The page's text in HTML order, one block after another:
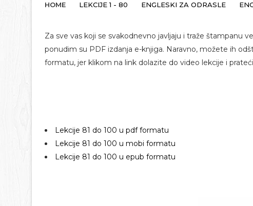
HOME LEKCIJE 1 - 80 ENGLESKI ZA ODRASLE
Za sve vas koji se svakodnevno javljaju i traže štampanu
ponudim su PDF izdanja e-knjiga. Naravno, možete ih
formatu, jer klikom na link dolazite do video lekcije i
Lekcije 81 do 100 u pdf formatu
Lekcije 81 do 100 u mobi formatu
Lekcije 81 do 100 u epub formatu